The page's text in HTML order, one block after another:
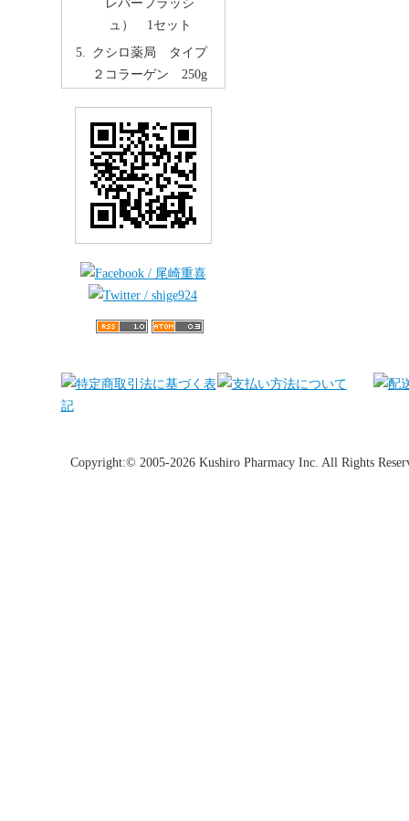
レバーフラッシ
ュ） 1セット
クシロ薬局 タイプ
２コラーゲン 250g
Copyright:© 2005-2026 Kushiro Pharmacy Inc. All Rights